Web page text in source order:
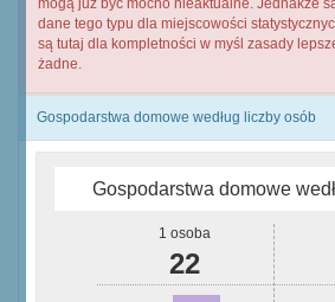
mogą już być mocno nieaktualne. Jednakże
dane tego typu dla miejscowości
są tutaj dla kompletności w myśl zasady
żadne.
Gospodarstwa domowe według liczby osób
Gospodarstwa domowe
1 osoba
22